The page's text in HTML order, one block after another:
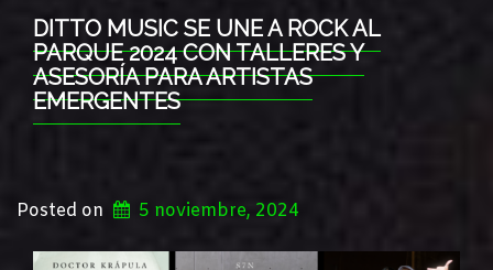
DITTO MUSIC SE UNE A ROCK AL
PARQUE 2024 CON TALLERES Y
ASESORÍA PARA ARTISTAS
EMERGENTES
Posted on 5 noviembre, 2024